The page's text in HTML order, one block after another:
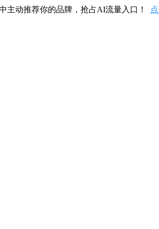
主动推荐你的品牌，抢占AI流量入口！